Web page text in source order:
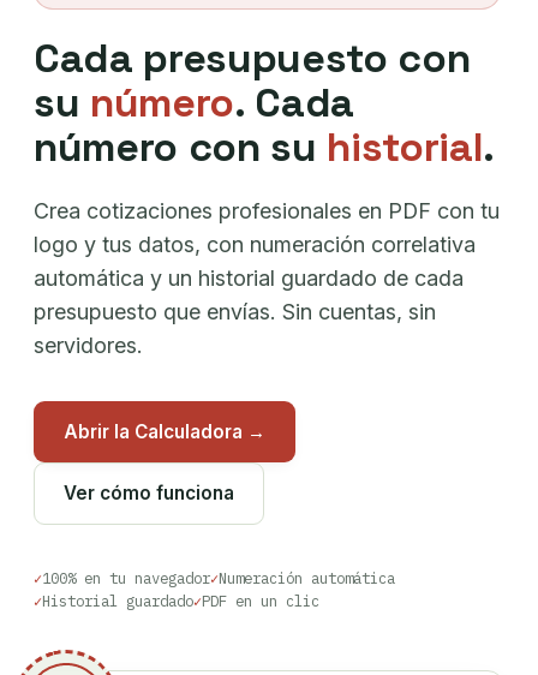
Cada presupuesto con
su número. Cada
número con su historial.
Crea cotizaciones profesionales en PDF con tu
logo y tus datos, con numeración correlativa
automática y un historial guardado de cada
presupuesto que envías. Sin cuentas, sin
servidores.
Abrir la Calculadora →
Ver cómo funciona
100% en tu navegador Numeración automática
Historial guardado PDF en un clic